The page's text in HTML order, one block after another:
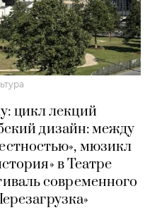
цикл лекций
дизайн: между
мюзикл
в Театре
современного